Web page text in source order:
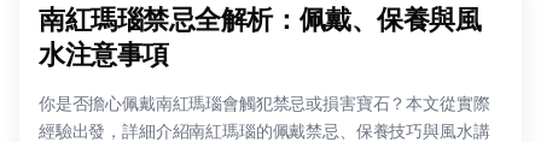
南紅瑪瑙禁忌全解析：佩戴、保養與風
水注意事項
你是否擔心佩戴南紅瑪瑙會觸犯禁忌或損害寶石？本文從實際
經驗出發，詳細介紹南紅瑪瑙的佩戴禁忌、保養技巧與風水講